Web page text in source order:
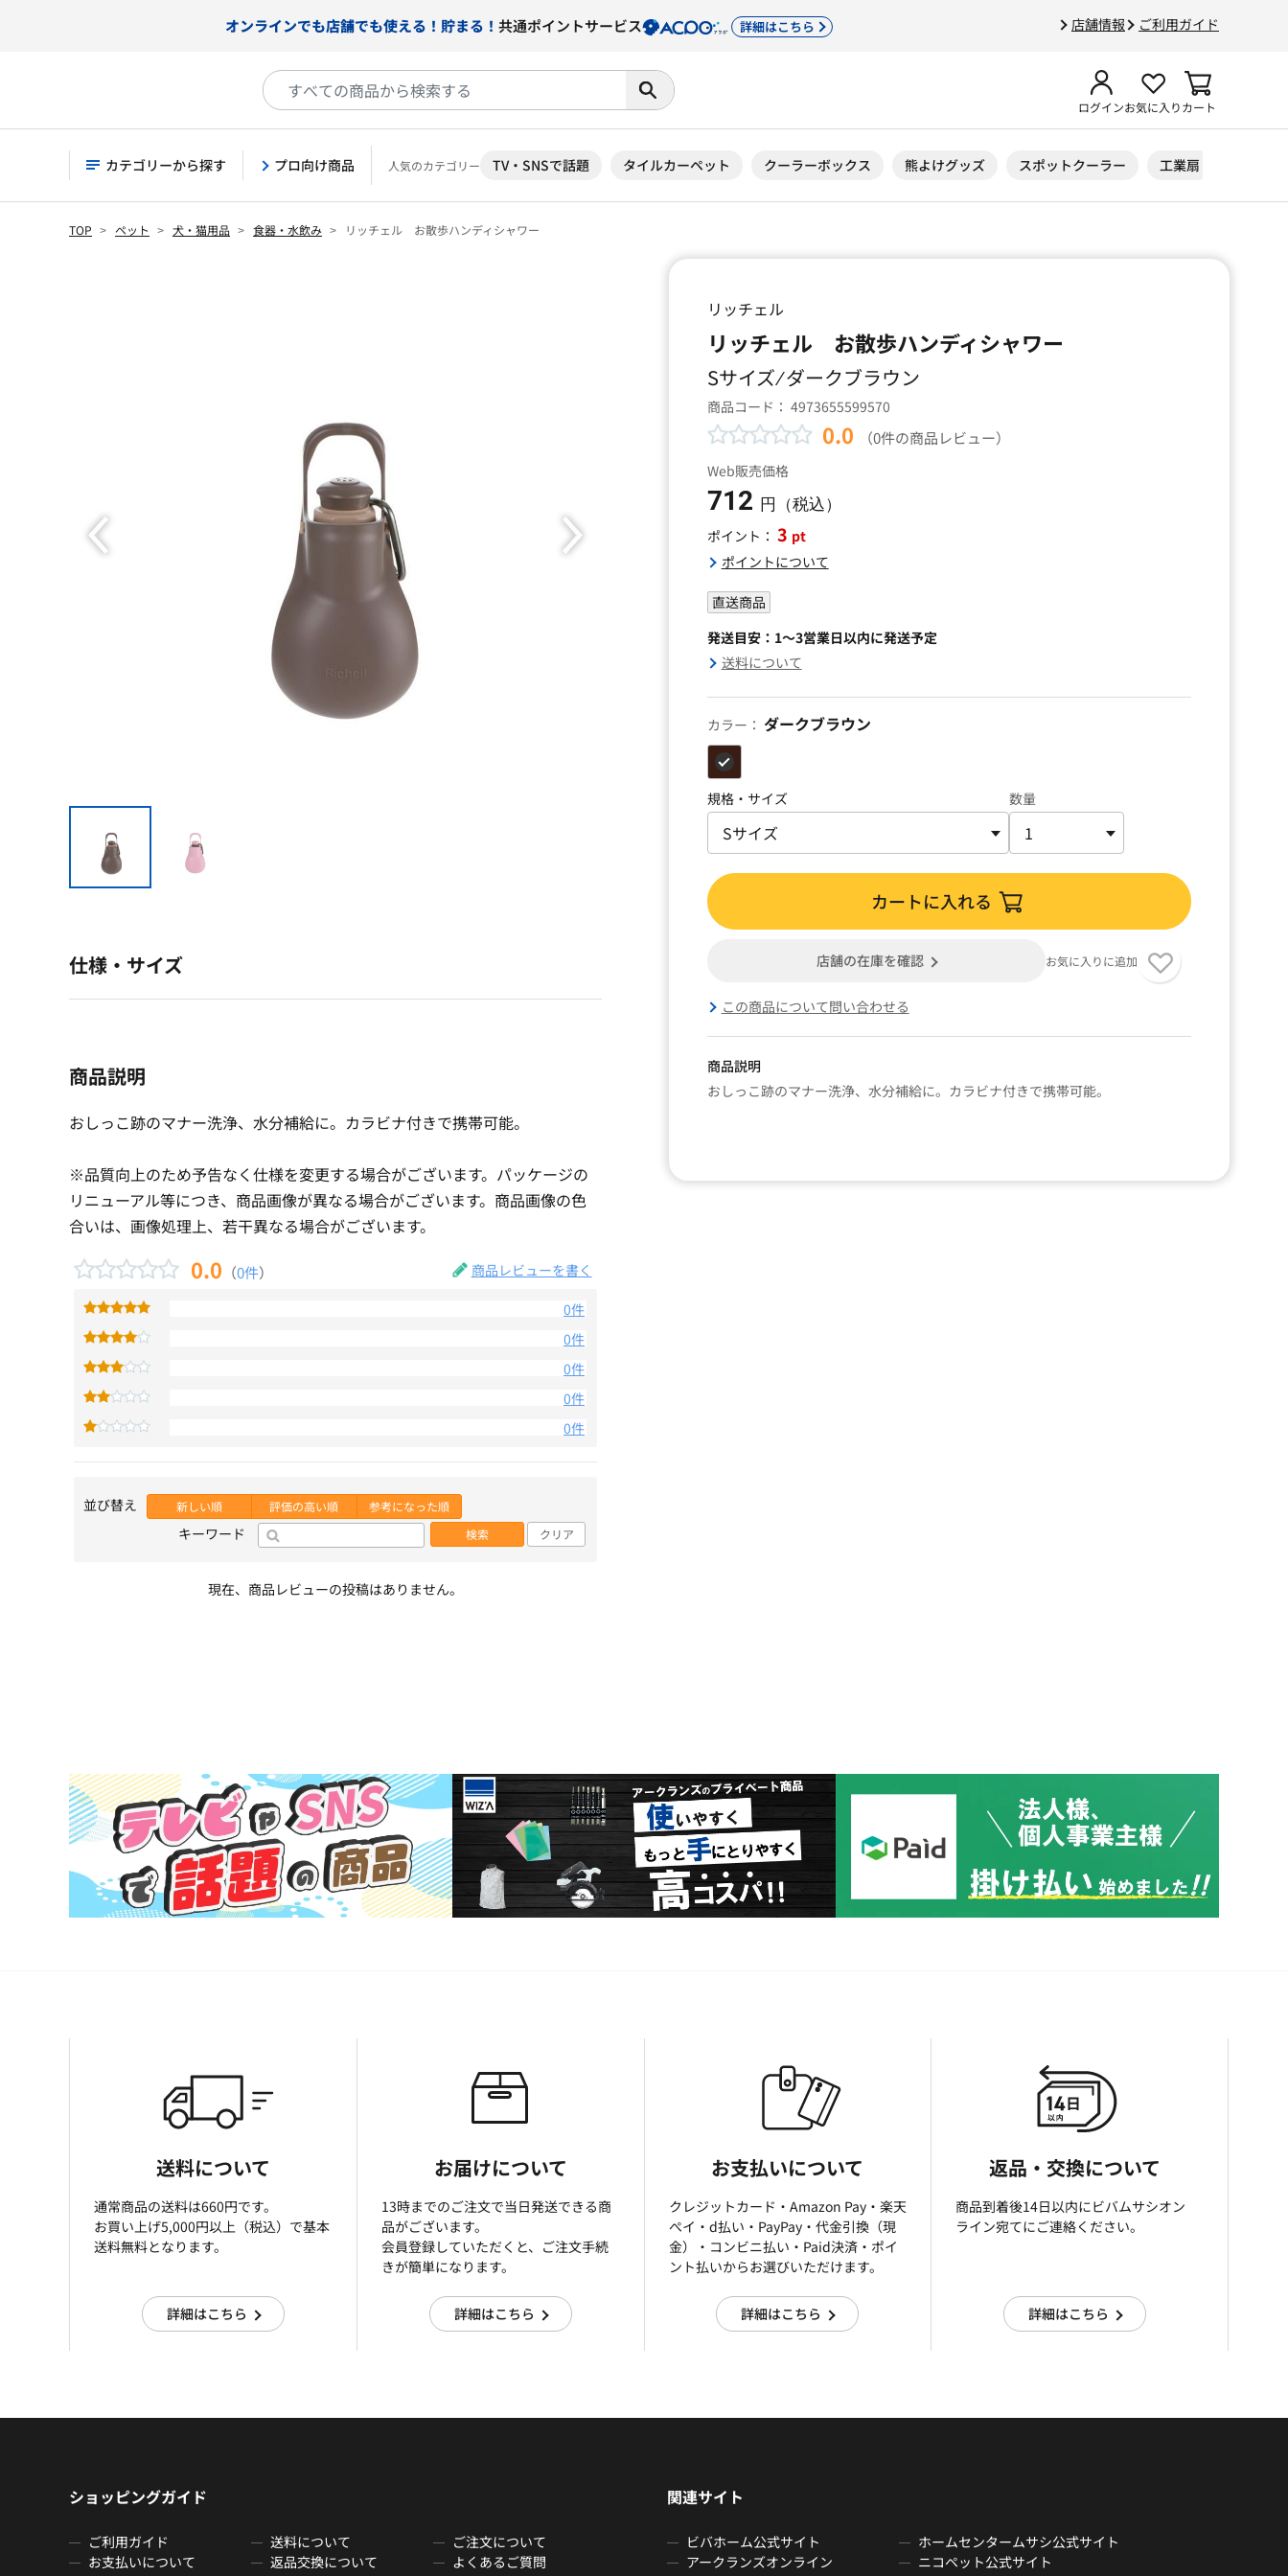
店舗情報 ご利用ガイド
オンラインでも店舗でも使える！貯まる！ 共通ポイントサービス 詳細はこちら
ログインお気に入りカート
カテゴリーから探す プロ向け商品 人気のカテゴリー TV・SNSで話題 タイルカーペット クーラーボックス 熊よけグッズ スポットクーラー 工業扇
TOP ペット 犬・猫用品 食器・水飲み リッチェル お散歩ハンディシャワー
リッチェル
リッチェル お散歩ハンディシャワー
Sサイズ ⁄ ダークブラウン
商品コード： 4973655599570
0.0 （0件の商品レビュー）
Web販売価格
712 円（税込）
ポイント： 3 pt
ポイントについて
直送商品
発送目安：1～3営業日以内に発送予定
送料について
カラー： ダークブラウン
規格・サイズ 数量
カートに入れる
店舗の在庫を確認 お気に入りに追加
この商品について問い合わせる
商品説明
おしっこ跡のマナー洗浄、水分補給に。カラビナ付きで携帯可能。
仕様・サイズ
商品説明
おしっこ跡のマナー洗浄、水分補給に。カラビナ付きで携帯可能。
※品質向上のため予告なく仕様を変更する場合がございます。パッケージの
リニューアル等につき、商品画像が異なる場合がございます。商品画像の色
合いは、画像処理上、若干異なる場合がございます。
0.0 （0件） 商品レビューを書く
0件
0件
0件
0件
0件
並び替え 新しい順 評価の高い順 参考になった順
キーワード 検索 クリア
現在、商品レビューの投稿はありません。
送料について
通常商品の送料は660円です。
お買い上げ5,000円以上（税込）で基本
送料無料となります。
詳細はこちら
お届けについて
13時までのご注文で当日発送できる商
品がございます。
会員登録していただくと、ご注文手続
きが簡単になります。
詳細はこちら
お支払いについて
クレジットカード・Amazon Pay・楽天
ぺイ・d払い・PayPay・代金引換（現
金）・コンビニ払い・Paid決済・ポイ
ント払いからお選びいただけます。
詳細はこちら
返品・交換について
商品到着後14日以内にビバムサシオン
ライン宛てにご連絡ください。
詳細はこちら
ショッピングガイド
ご利用ガイド 送料について
ご注文について
お支払いについて
返品交換について よくあるご質問
関連サイト
ビバホーム公式サイト
ホームセンタームサシ公式サイト
アークランズオンライン
ニコペット公式サイト